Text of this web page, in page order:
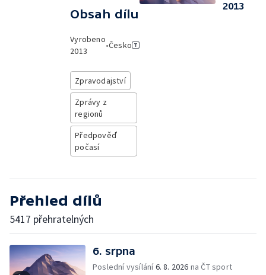
Obsah dílu
Vyrobeno
2013
•Česko
Zpravodajství
Zprávy z
regionů
Předpověď
počasí
2013
Přehled dílů
5417 přehratelných
6. srpna
Poslední vysílání6. 8. 2026 na ČT sport